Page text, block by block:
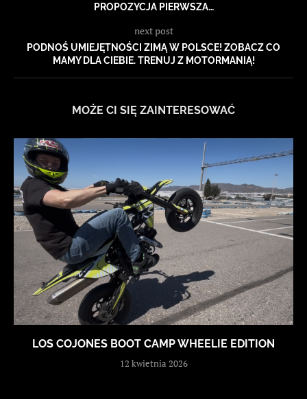
PROPOZYCJA PIERWSZA…
next post
PODNOŚ UMIEJĘTNOŚCI ZIMĄ W POLSCE! ZOBACZ CO
MAMY DLA CIEBIE. TRENUJ Z MOTORMANIĄ!
MOŻE CI SIĘ ZAINTERESOWAĆ
LOS COJONES BOOT CAMP WHEELIE EDITION
12 kwietnia 2026